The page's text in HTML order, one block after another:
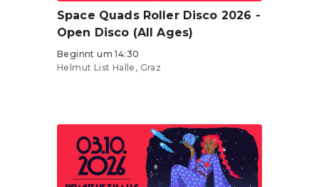
Space Quads Roller Disco 2026 -
Open Disco (All Ages)
Beginnt um 14:30
Helmut List Halle, Graz